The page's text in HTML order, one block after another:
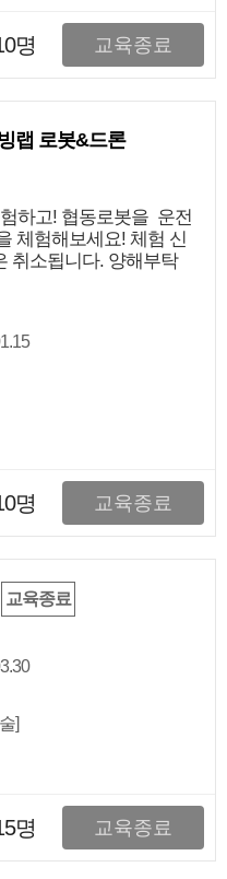
명 교육종료
랩 로봇&드론
하고! 협동로봇을 운전
체험해보세요! 체험 신
취소됩니다. 양해부탁
명 교육종료
교육종료
]
명 교육종료